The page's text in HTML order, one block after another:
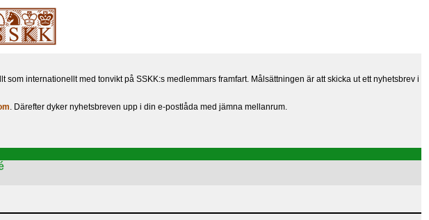
internationellt med tonvikt på SSKK:s medlemmars framfart. Målsättningen är att skicka ut ett nyhetsbrev i
. Därefter dyker nyhetsbreven upp i din e-postlåda med jämna mellanrum.